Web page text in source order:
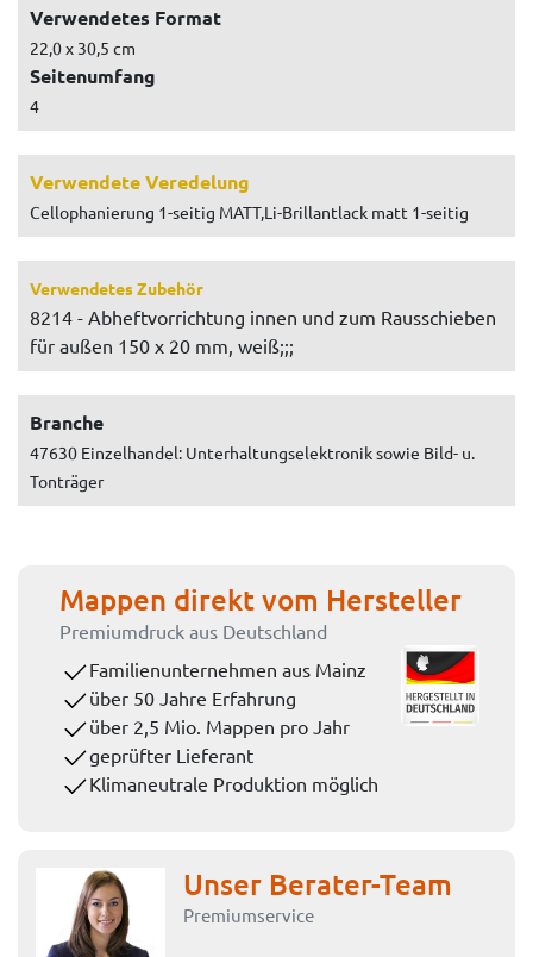
Verwendetes Format
22,0 x 30,5 cm
Seitenumfang
4
Verwendete Veredelung
Cellophanierung 1-seitig MATT,Li-Brillantlack matt 1-seitig
Verwendetes Zubehör
8214 - Abheftvorrichtung innen und zum Rausschieben
für außen 150 x 20 mm, weiß;;;
Branche
47630 Einzelhandel: Unterhaltungselektronik sowie Bild- u.
Tonträger
Mappen direkt vom Hersteller
Premiumdruck aus Deutschland
Familienunternehmen aus Mainz
über 50 Jahre Erfahrung
über 2,5 Mio. Mappen pro Jahr
geprüfter Lieferant
Klimaneutrale Produktion möglich
Unser Berater-Team
Premiumservice